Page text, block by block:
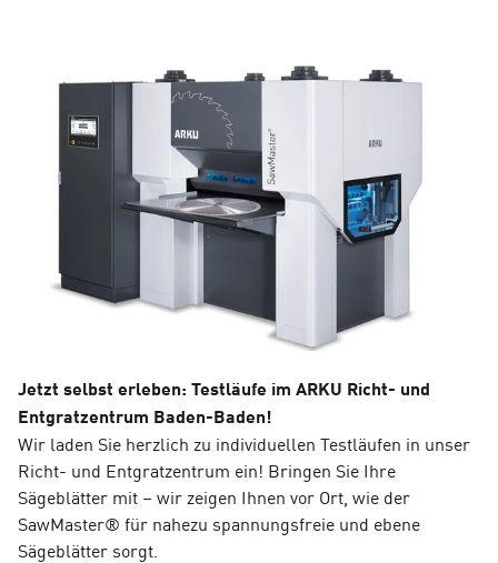
Jetzt selbst erleben: Testläufe im ARKU Richt- und
Entgratzentrum Baden-Baden!
Wir laden Sie herzlich zu individuellen Testläufen in unser
Richt- und Entgratzentrum ein! Bringen Sie Ihre
Sägeblätter mit – wir zeigen Ihnen vor Ort, wie der
SawMaster® für nahezu spannungsfreie und ebene
Sägeblätter sorgt.